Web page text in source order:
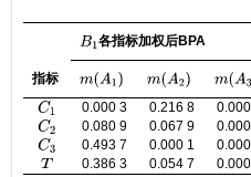
指标
B1各指标加权后BPA
m(A1) m(A2) m(A3)
C1 0.000 3 0.216 8
C2 0.080 9 0.067 9
C3 0.493 7 0.000 1
T
0.386 3 0.054 7